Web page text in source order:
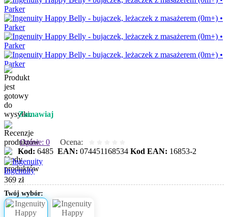
Zamawiaj
Opinie: 0
Ocena:
Kod: 6485 EAN: 074451168534 Kod EAN: 16853-2
Ingenuity
369 zł
Twój wybór: